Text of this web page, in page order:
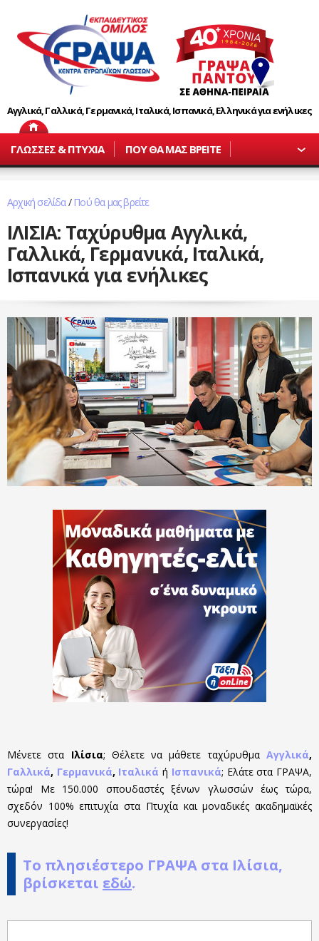
Αγγλικά, Γαλλικά, Γερμανικά, Ιταλικά, Ισπανικά, Ελληνικά για ενήλικες
ΓΛΩΣΣΕΣ & ΠΤΥΧΙΑ ΠΟΥ ΘΑ ΜΑΣ ΒΡΕΙΤΕ
Αρχική σελίδα/ Πού θα μας βρείτε
ΙΛΙΣΙΑ: Ταχύρυθμα Αγγλικά,
Γαλλικά, Γερμανικά, Ιταλικά,
Ισπανικά για ενήλικες
Μένετε στα Ιλίσια; Θέλετε να μάθετε ταχύρυθμαΑγγλικά,
Γαλλικά, Γερμανικά, Ιταλικά ή Ισπανικά; Ελάτε στα ΓΡΑΨΑ,
τώρα! Με 150.000 σπουδαστές ξένων γλωσσών έως τώρα,
σχεδόν 100% επιτυχία στα Πτυχία και μοναδικές ακαδημαϊκές
συνεργασίες!
Το πλησιέστερο ΓΡΑΨΑ στα Ιλίσια,
βρίσκεται εδώ.